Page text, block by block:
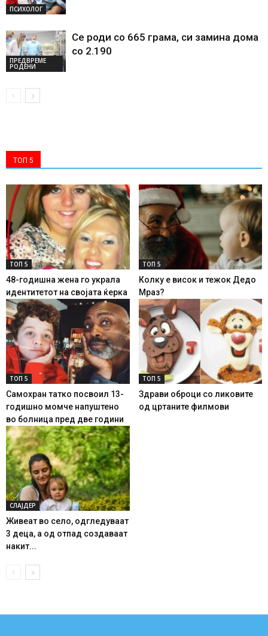
ПСИХОЛОГ
ПРЕДВРЕМЕ
РОДЕНИ
Се роди со 665 грама, си замина дома
со 2.190
ТОП 5
ТОП 5
48-годишна жена го украла
идентитетот на својата ќерка
ТОП 5
Колку е висок и тежок Дедо
Мраз?
ТОП 5
Самохран татко посвоил 13-
годишно момче напуштено
во болница пред две години
ТОП 5
Здрави оброци со ликовите
од цртаните филмови
СЛАЈДЕР
Живеат во село, одгледуваат
3 деца, а од отпад создаваат
накит...